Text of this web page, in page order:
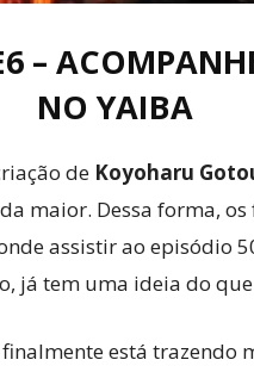
–
NO YAIBA
de Koyoharu
maior. Dessa forma,
assistir ao episódio
já tem uma ideia do
finalmente está trazendo